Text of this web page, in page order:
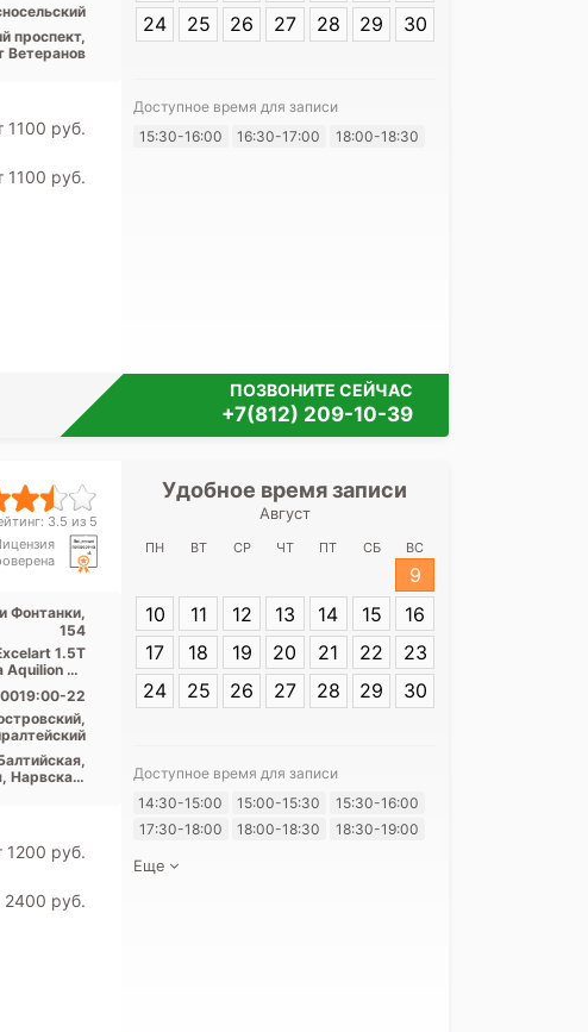
проспект,
Ветеранов
1100 pуб.
1100 pуб.
24
25 26 27 28 29 30
Доступное время для записи
15:30-16:00
16:30-17:00 18:00-18:30
ПОЗВОНИТЕ СЕЙЧАС
+7(812) 209-10-39
3.5 из 5
Фонтанки,
154
1.5T
64
...
22
Нарвская,
1200 pуб.
2400 pуб.
Удобное время записи
Август
ПН ВТ СР ЧТ ПТ СБ ВС
9
10
11 12 13 14 15
16
17
18 19 20 21 22
23
24
25 26 27 28 29 30
Доступное время для записи
14:30-15:00
15:00-15:30
15:30-16:00
17:30-18:00
18:00-18:30 18:30-19:00
Еще